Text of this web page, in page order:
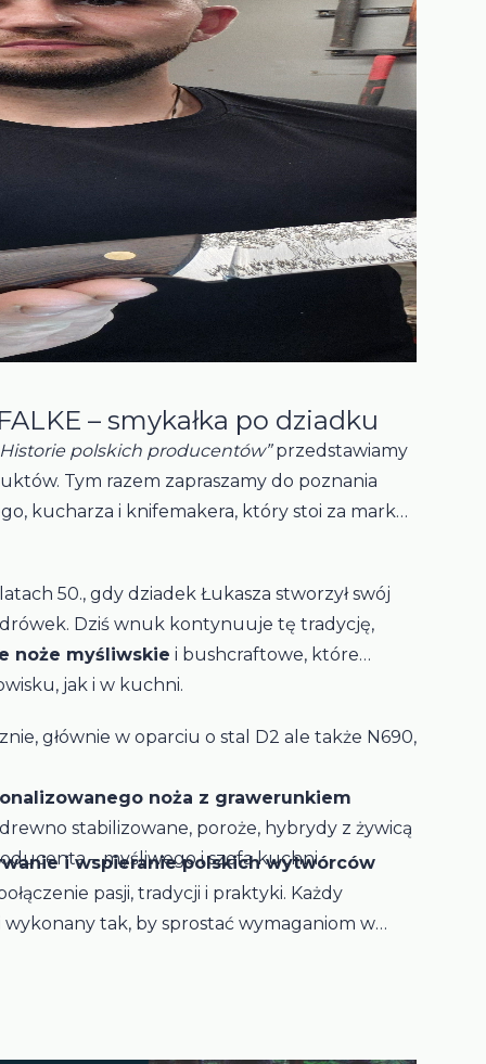
– smykałka po dziadku
polskich producentów”przedstawiamy
Tym razem zapraszamy do poznania
kucharza i knifemakera, który stoi za marką
50., gdy dziadek Łukasza stworzył swój
Dziś wnuk kontynuuje tę tradycję,
noże myśliwskie i bushcraftowe, które
jak i w kuchni.
głównie w oparciu o stal D2 ale także N690,
noża z grawerunkiem
stabilizowane, poroże, hybrydy z żywicą
– myśliwego i szefa kuchni
i wspieranie polskich wytwórców
pasji, tradycji i praktyki. Każdy
tak, by sprostać wymaganiom w